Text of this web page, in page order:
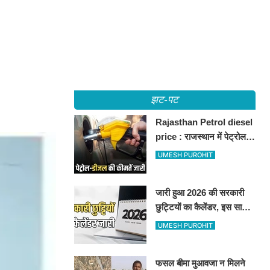
झट-पट
Rajasthan Petrol diesel
price : राजस्थान में पेट्रोल-
डीजल की कीमतें जारी, जानिए
UMESH PUROHIT
जारी हुआ 2026 की सरकारी
छुट्टियों का कैलेंडर, इस साल
कई बार मिलेगा लगातार
UMESH PUROHIT
फसल बीमा मुआवजा न मिलने